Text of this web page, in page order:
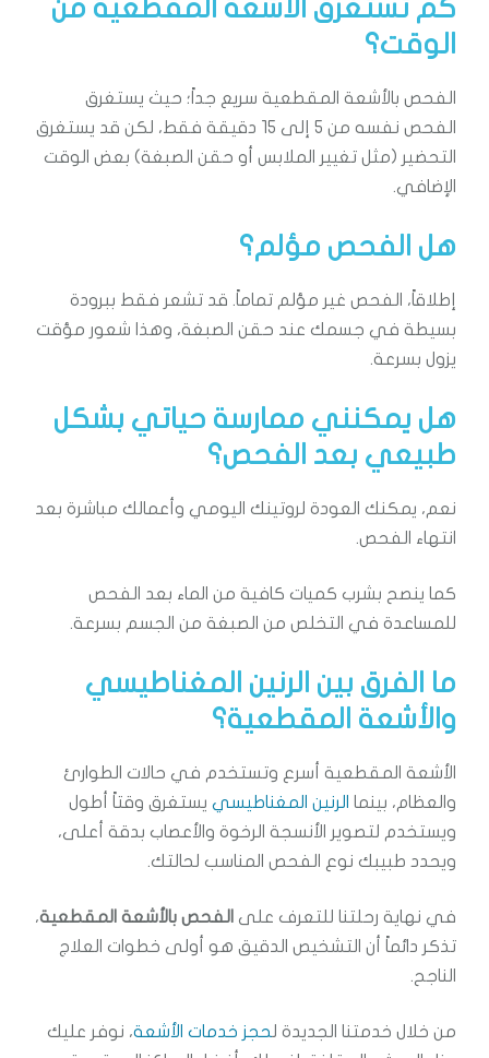
كم تستغرق الأشعة المقطعية من
الوقت؟
الفحص بالأشعة المقطعية سريع جداً؛ حيث يستغرق
الفحص نفسه من 5 إلى 15 دقيقة فقط، لكن قد يستغرق
التحضير (مثل تغيير الملابس أو حقن الصبغة) بعض الوقت
الإضافي.
هل الفحص مؤلم؟
إطلاقاً، الفحص غير مؤلم تماماً. قد تشعر فقط ببرودة
بسيطة في جسمك عند حقن الصبغة، وهذا شعور مؤقت
يزول بسرعة.
هل يمكنني ممارسة حياتي بشكل
طبيعي بعد الفحص؟
نعم، يمكنك العودة لروتينك اليومي وأعمالك مباشرة بعد
انتهاء الفحص.
كما ينصح بشرب كميات كافية من الماء بعد الفحص
للمساعدة في التخلص من الصبغة من الجسم بسرعة.
ما الفرق بين الرنين المغناطيسي
والأشعة المقطعية؟
الأشعة المقطعية أسرع وتستخدم في حالات الطوارئ
والعظام، بينما
الرنين المغناطيسي يستغرق وقتاً أطول
ويستخدم لتصوير الأنسجة الرخوة والأعصاب بدقة أعلى،
ويحدد طبيبك نوع الفحص المناسب لحالتك.
في نهاية رحلتنا للتعرف على الفحص بالأشعة المقطعية،
تذكر دائماً أن التشخيص الدقيق هو أولى خطوات العلاج
الناجح.
من خلال خدمتنا الجديدة لحجز خدمات الأشعة، نوفر عليك